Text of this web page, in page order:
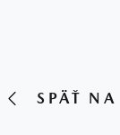
SPÄŤ